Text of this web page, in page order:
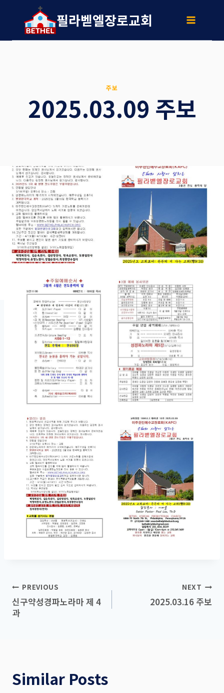
content
필라벧엘장로교회
주보
2025.03.09 주보
Post
navigation
PREVIOUS
신구약성경파노라마 제 4
과
NEXT
2025.03.16 주보
Similar Posts